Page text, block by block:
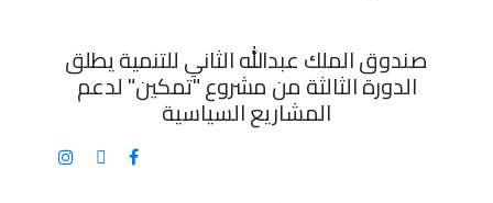
صندوق الملك عبدالله الثاني للتنمية يطلق
الدورة الثالثة من مشروع "تمكين" لدعم
المشاريع السياسية